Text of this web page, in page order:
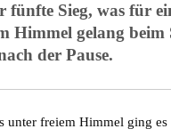
Sieg, was für
Himmel gelang
der Pause.
unter freiem Himmel ging